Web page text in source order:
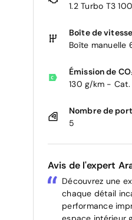
1.2 Turbo T3
Boîte de
Boîte manuelle
Émission de
130 g/km - Cat.
Nombre de
5
Avis de l'expert
Découvrez une
chaque détail
performance